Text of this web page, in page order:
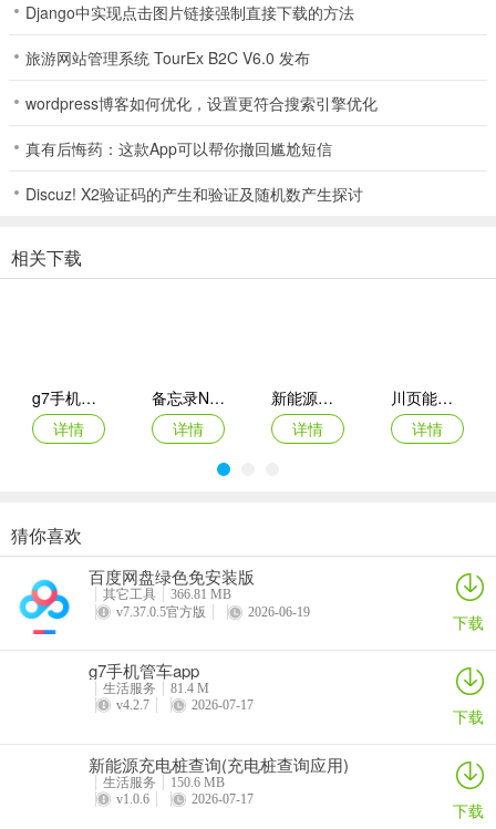
Django中实现点击图片链接强制直接下载的方法
旅游网站管理系统 TourEx B2C V6.0 发布
wordpress博客如何优化，设置更符合搜索引擎优化
真有后悔药：这款App可以帮你撤回尴尬短信
Discuz! X2验证码的产生和验证及随机数产生探讨
相关下载
g7手机管车app
详情
备忘录Note(多功能记事APP)
详情
新能源充电桩查询(充电桩查询应用)
详情
川页能源(电池管理应用)
详情
每日走路计步(运动健康记录)
详情
灵犀魔戒(运动睡眠管家)
详情
思特云联(视频监控应用)
倒计时DayMarter最新手机版
猜你喜欢
百度网盘绿色免安装版
其它工具
366.81 MB
v7.37.0.5官方版
2026-06-19 下载
g7手机管车app
生活服务
81.4 M
v4.2.7
2026-07-17 下载
新能源充电桩查询(充电桩查询应用)
生活服务
150.6 MB
v1.0.6
2026-07-17 下载